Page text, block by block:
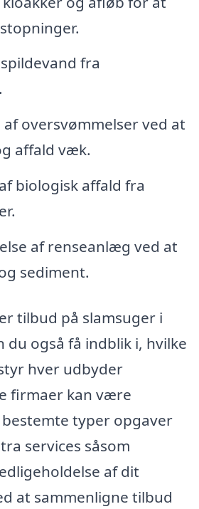
fra
oversvømmelser ved at
affald væk.
biologisk affald fra
af renseanlæg ved at
sediment.
tilbud på slamsuger i
du også få indblik i, hvilke
hver udbyder
firmaer kan være
bestemte typer opgaver
services såsom
af dit
at sammenligne tilbud